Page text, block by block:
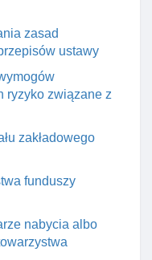
zasad
ustawy
ryzyko związane z
zakładowego
funduszy
nabycia albo